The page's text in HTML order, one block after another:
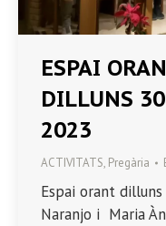
ESPAI
DILLUNS
2023
ACTIVITATS, Pregària
Espai orant
Naranjo i Maria